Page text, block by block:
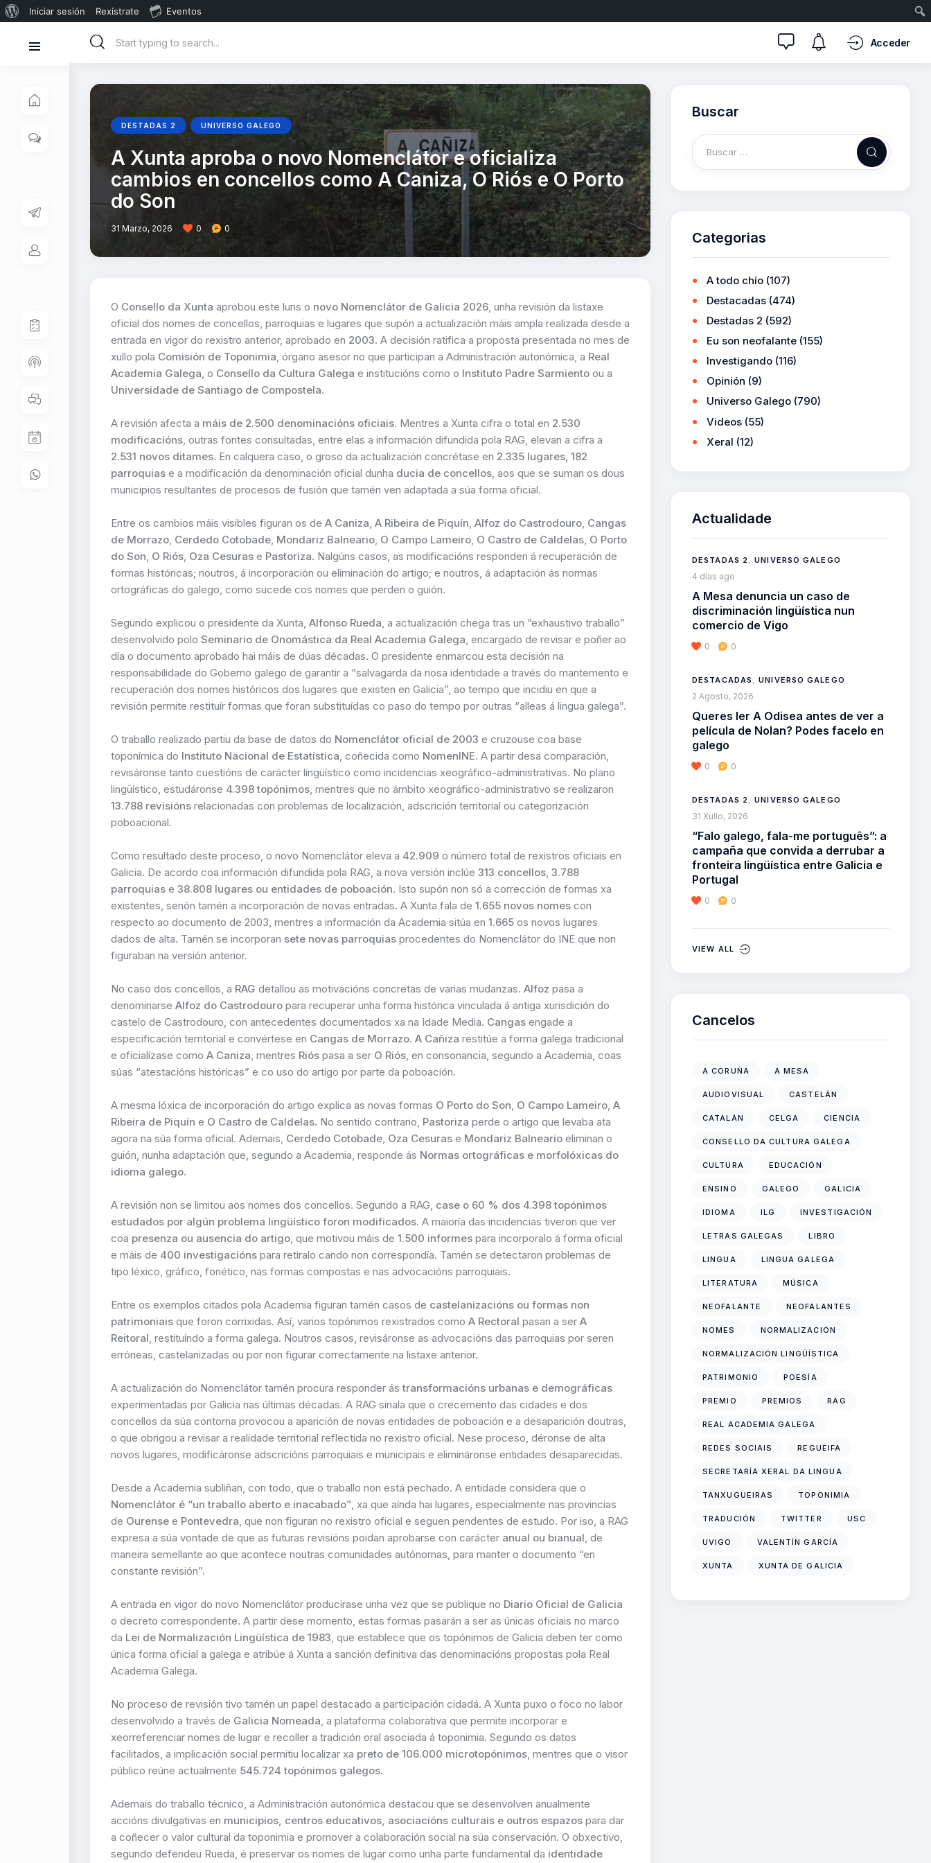
Iniciar sesión Rexístrate Eventos
Acceder
DESTADAS 2 UNIVERSO GALEGO
A Xunta aproba o novo Nomenclátor e oficializa
cambios en concellos como A Caniza, O Riós e O Porto
do Son
31 Marzo, 2026 0 0
O Consello da Xunta aprobou este luns o novo Nomenclátor de Galicia 2026, unha revisión da listaxe
oficial dos nomes de concellos, parroquias e lugares que supón a actualización máis ampla realizada desde a
entrada en vigor do rexistro anterior, aprobado en 2003. A decisión ratifica a proposta presentada no mes de
xullo pola Comisión de Toponimia, órgano asesor no que participan a Administración autonómica, a Real
Academia Galega, o Consello da Cultura Galega e institucións como o Instituto Padre Sarmiento ou a
Universidade de Santiago de Compostela.
A revisión afecta a máis de 2.500 denominacións oficiais. Mentres a Xunta cifra o total en 2.530
modificacións, outras fontes consultadas, entre elas a información difundida pola RAG, elevan a cifra a
2.531 novos ditames. En calquera caso, o groso da actualización concrétase en 2.335 lugares, 182
parroquias e a modificación da denominación oficial dunha ducia de concellos, aos que se suman os dous
municipios resultantes de procesos de fusión que tamén ven adaptada a súa forma oficial.
Entre os cambios máis visibles figuran os de A Caniza, A Ribeira de Piquín, Alfoz do Castrodouro, Cangas
de Morrazo, Cerdedo Cotobade, Mondariz Balneario, O Campo Lameiro, O Castro de Caldelas, O Porto
do Son, O Riós, Oza Cesuras e Pastoriza. Nalgúns casos, as modificacións responden á recuperación de
formas históricas; noutros, á incorporación ou eliminación do artigo; e noutros, á adaptación ás normas
ortográficas do galego, como sucede cos nomes que perden o guión.
Segundo explicou o presidente da Xunta, Alfonso Rueda, a actualización chega tras un “exhaustivo traballo”
desenvolvido polo Seminario de Onomástica da Real Academia Galega, encargado de revisar e poñer ao
día o documento aprobado hai máis de dúas décadas. O presidente enmarcou esta decisión na
responsabilidade do Goberno galego de garantir a “salvagarda da nosa identidade a través do mantemento e
recuperación dos nomes históricos dos lugares que existen en Galicia”, ao tempo que incidiu en que a
revisión permite restituír formas que foran substituídas co paso do tempo por outras “alleas á lingua galega”.
O traballo realizado partiu da base de datos do Nomenclátor oficial de 2003 e cruzouse coa base
toponímica do Instituto Nacional de Estatística, coñecida como NomenINE. A partir desa comparación,
revisáronse tanto cuestións de carácter lingüístico como incidencias xeográfico-administrativas. No plano
lingüístico, estudáronse 4.398 topónimos, mentres que no ámbito xeográfico-administrativo se realizaron
13.788 revisións relacionadas con problemas de localización, adscrición territorial ou categorización
poboacional.
Como resultado deste proceso, o novo Nomenclátor eleva a 42.909 o número total de rexistros oficiais en
Galicia. De acordo coa información difundida pola RAG, a nova versión inclúe 313 concellos, 3.788
parroquias e 38.808 lugares ou entidades de poboación. Isto supón non só a corrección de formas xa
existentes, senón tamén a incorporación de novas entradas. A Xunta fala de 1.655 novos nomes con
respecto ao documento de 2003, mentres a información da Academia sitúa en 1.665 os novos lugares
dados de alta. Tamén se incorporan sete novas parroquias procedentes do Nomenclátor do INE que non
figuraban na versión anterior.
No caso dos concellos, a RAG detallou as motivacións concretas de varias mudanzas. Alfoz pasa a
denominarse Alfoz do Castrodouro para recuperar unha forma histórica vinculada á antiga xurisdición do
castelo de Castrodouro, con antecedentes documentados xa na Idade Media. Cangas engade a
especificación territorial e convértese en Cangas de Morrazo. A Cañiza restitúe a forma galega tradicional
e oficialízase como A Caniza, mentres Riós pasa a ser O Riós, en consonancia, segundo a Academia, coas
súas “atestacións históricas” e co uso do artigo por parte da poboación.
A mesma lóxica de incorporación do artigo explica as novas formas O Porto do Son, O Campo Lameiro, A
Ribeira de Piquín e O Castro de Caldelas. No sentido contrario, Pastoriza perde o artigo que levaba ata
agora na súa forma oficial. Ademais, Cerdedo Cotobade, Oza Cesuras e Mondariz Balneario eliminan o
guión, nunha adaptación que, segundo a Academia, responde ás Normas ortográficas e morfolóxicas do
idioma galego.
A revisión non se limitou aos nomes dos concellos. Segundo a RAG, case o 60 % dos 4.398 topónimos
estudados por algún problema lingüístico foron modificados. A maioría das incidencias tiveron que ver
coa presenza ou ausencia do artigo, que motivou máis de 1.500 informes para incorporalo á forma oficial
e máis de 400 investigacións para retiralo cando non correspondía. Tamén se detectaron problemas de
tipo léxico, gráfico, fonético, nas formas compostas e nas advocacións parroquiais.
Entre os exemplos citados pola Academia figuran tamén casos de castelanizacións ou formas non
patrimoniais que foron corrixidas. Así, varios topónimos rexistrados como A Rectoral pasan a ser A
Reitoral, restituíndo a forma galega. Noutros casos, revisáronse as advocacións das parroquias por seren
erróneas, castelanizadas ou por non figurar correctamente na listaxe anterior.
A actualización do Nomenclátor tamén procura responder ástransformacións urbanas e demográficas
experimentadas por Galicia nas últimas décadas. A RAG sinala que o crecemento das cidades e dos
concellos da súa contorna provocou a aparición de novas entidades de poboación e a desaparición doutras,
o que obrigou a revisar a realidade territorial reflectida no rexistro oficial. Nese proceso, déronse de alta
novos lugares, modificáronse adscricións parroquiais e municipais e elimináronse entidades desaparecidas.
Desde a Academia subliñan, con todo, que o traballo non está pechado. A entidade considera que o
Nomenclátor é “un traballo aberto e inacabado”, xa que aínda hai lugares, especialmente nas provincias
de Ourense e Pontevedra, que non figuran no rexistro oficial e seguen pendentes de estudo. Por iso, a RAG
expresa a súa vontade de que as futuras revisións poidan aprobarse con carácter anual ou bianual, de
maneira semellante ao que acontece noutras comunidades autónomas, para manter o documento “en
constante revisión”.
A entrada en vigor do novo Nomenclátor producirase unha vez que se publique no Diario Oficial de Galicia
o decreto correspondente. A partir dese momento, estas formas pasarán a ser as únicas oficiais no marco
da Lei de Normalización Lingüística de 1983, que establece que os topónimos de Galicia deben ter como
única forma oficial a galega e atribúe á Xunta a sanción definitiva das denominacións propostas pola Real
Academia Galega.
No proceso de revisión tivo tamén un papel destacado a participación cidadá. A Xunta puxo o foco no labor
desenvolvido a través de Galicia Nomeada, a plataforma colaborativa que permite incorporar e
xeorreferenciar nomes de lugar e recoller a tradición oral asociada á toponimia. Segundo os datos
facilitados, a implicación social permitiu localizar xa preto de 106.000 microtopónimos, mentres que o visor
público reúne actualmente 545.724 topónimos galegos.
Ademais do traballo técnico, a Administración autonómica destacou que se desenvolven anualmente
accións divulgativas en municipios, centros educativos, asociacións culturais e outros espazos para dar
a coñecer o valor cultural da toponimia e promover a colaboración social na súa conservación. O obxectivo,
segundo defendeu Rueda, é preservar os nomes de lugar como unha parte fundamental da identidade
Buscar
Categorias
A todo chío (107)
Destacadas (474)
Destadas 2 (592)
Eu son neofalante (155)
Investigando (116)
Opinión (9)
Universo Galego (790)
Videos (55)
Xeral (12)
Actualidade
DESTADAS 2 ,UNIVERSO GALEGO
4 días ago
A Mesa denuncia un caso de
discriminación lingüística nun
comercio de Vigo
0 0
DESTACADAS ,UNIVERSO GALEGO
2 Agosto, 2026
Queres ler A Odisea antes de ver a
película de Nolan? Podes facelo en
galego
0 0
DESTADAS 2 ,UNIVERSO GALEGO
31 Xullo, 2026
“Falo galego, fala-me português”: a
campaña que convida a derrubar a
fronteira lingüística entre Galicia e
Portugal
0 0
VIEW ALL
Cancelos
A CORUÑA A MESA
AUDIOVISUAL CASTELÁN
CATALÁN CELGA CIENCIA
CONSELLO DA CULTURA GALEGA
CULTURA EDUCACIÓN
ENSINO GALEGO GALICIA
IDIOMA ILG INVESTIGACIÓN
LETRAS GALEGAS LIBRO
LINGUA LINGUA GALEGA
LITERATURA MÚSICA
NEOFALANTE NEOFALANTES
NOMES NORMALIZACIÓN
NORMALIZACIÓN LINGÜÍSTICA
PATRIMONIO POESÍA
PREMIO PREMIOS RAG
REAL ACADEMIA GALEGA
REDES SOCIAIS REGUEIFA
SECRETARÍA XERAL DA LINGUA
TANXUGUEIRAS TOPONIMIA
TRADUCIÓN TWITTER USC
UVIGO VALENTÍN GARCÍA
XUNTA XUNTA DE GALICIA